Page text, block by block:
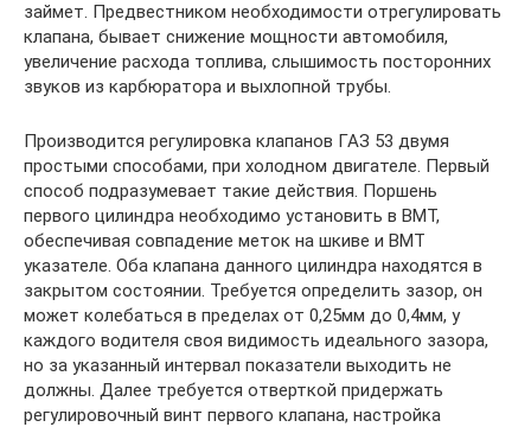
займет. Предвестником необходимости отрегулировать
клапана, бывает снижение мощности автомобиля,
увеличение расхода топлива, слышимость посторонних
звуков из карбюратора и выхлопной трубы.
Производится регулировка клапанов ГАЗ 53 двумя
простыми способами, при холодном двигателе. Первый
способ подразумевает такие действия. Поршень
первого цилиндра необходимо установить в ВМТ,
обеспечивая совпадение меток на шкиве и ВМТ
указателе. Оба клапана данного цилиндра находятся в
закрытом состоянии. Требуется определить зазор, он
может колебаться в пределах от 0,25мм до 0,4мм, у
каждого водителя своя видимость идеального зазора,
но за указанный интервал показатели выходить не
должны. Далее требуется отверткой придержать
регулировочный винт первого клапана, настройка